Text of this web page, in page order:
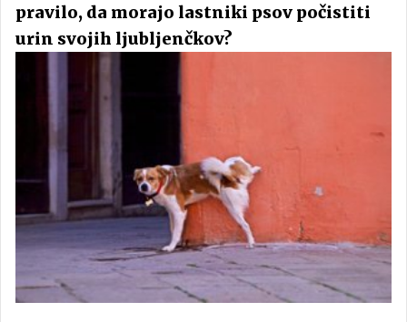
pravilo, da morajo lastniki psov počistiti
urin svojih ljubljenčkov?